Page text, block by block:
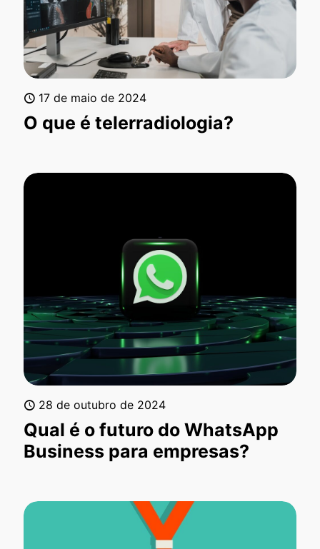
17 de maio de 2024
O que é telerradiologia?
28 de outubro de 2024
Qual é o futuro do WhatsApp
Business para empresas?